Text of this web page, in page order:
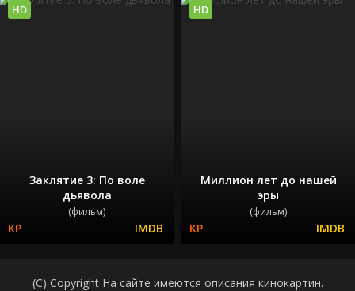
Заклятие 3: По воле
дьявола
(фильм)
HD
Миллион лет до нашей
эры
(фильм)
HD
(C) Copyright На сайте имеются описания кинокартин.